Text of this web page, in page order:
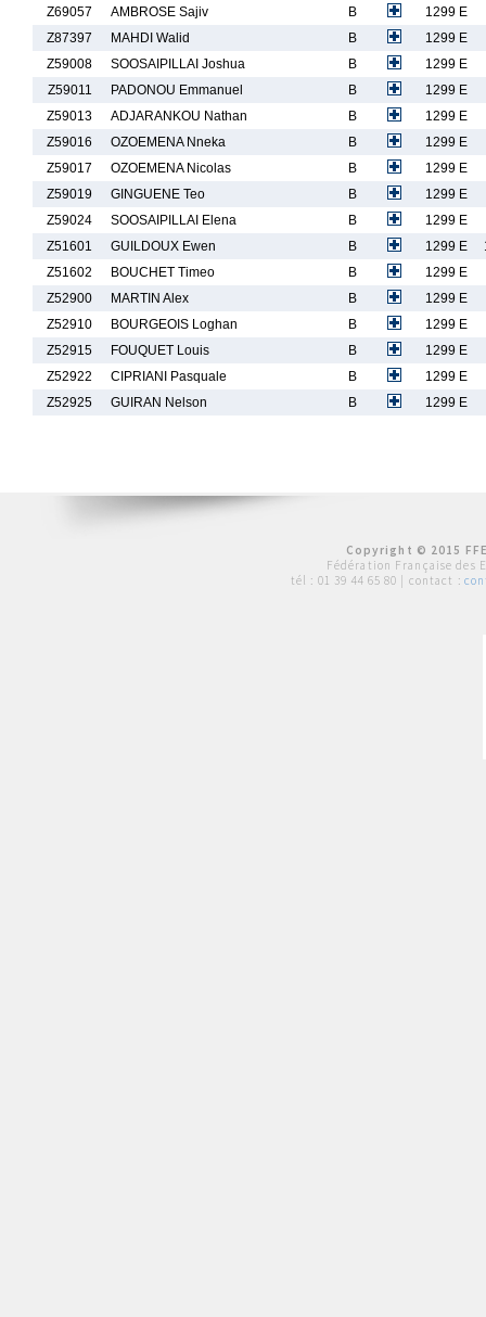
Z69057
AMBROSE Sajiv B
1299 E
Z87397
MAHDI Walid B
1299 E
Z59008
SOOSAIPILLAI Joshua B
1299 E
Z59011
PADONOU Emmanuel B
1299 E
Z59013
ADJARANKOU Nathan B
1299 E
Z59016
OZOEMENA Nneka B
1299 E
Z59017
OZOEMENA Nicolas B
1299 E
Z59019
GINGUENE Teo B
1299 E
Z59024
SOOSAIPILLAI Elena B
1299 E
Z51601
GUILDOUX Ewen B 1299 E
Z51602
BOUCHET Timeo B
1299 E
Z52900
MARTIN Alex B
1299 E
Z52910
BOURGEOIS Loghan B
1299 E
Z52915
FOUQUET Louis B
1299 E
Z52922
CIPRIANI Pasquale B
1299 E
Z52925
GUIRAN Nelson B 1299 E
Copyright © 2015
Fédération Française des
tél : 01 39 44 65 80 | contact :